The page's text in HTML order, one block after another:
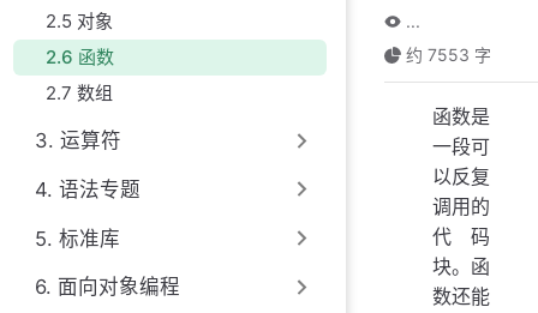
2.5 对象
2.6 函数
2.7 数组
3. 运算符
4. 语法专题
5. 标准库
6. 面向对象编程
...
约 7553 字
函数是
一段可
以反复
调用的
代码
块。函
数还能